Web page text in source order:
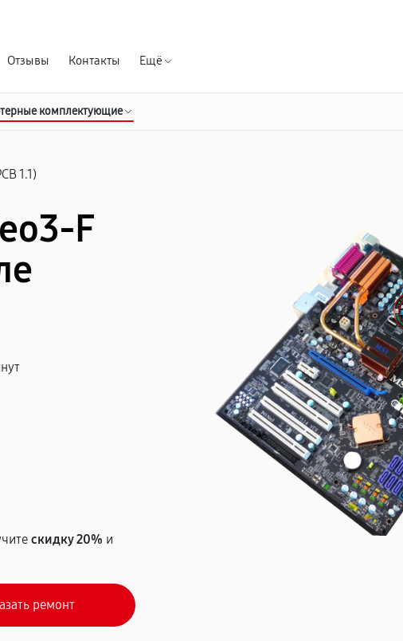
Отзывы Контакты Ещё
комплектующие
1.1)
F
скидку 20% и